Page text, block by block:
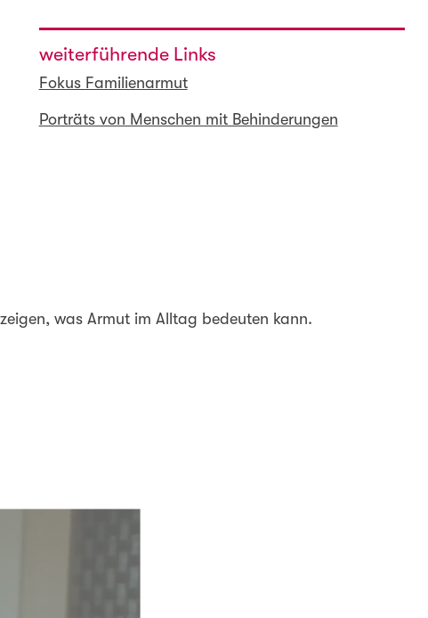
weiterführende Links
Fokus Familienarmut
Porträts von Menschen mit Behinderungen
was Armut im Alltag bedeuten kann.